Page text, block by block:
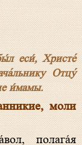
еси́, Христе́
Отцу́
и́мамы.
моли